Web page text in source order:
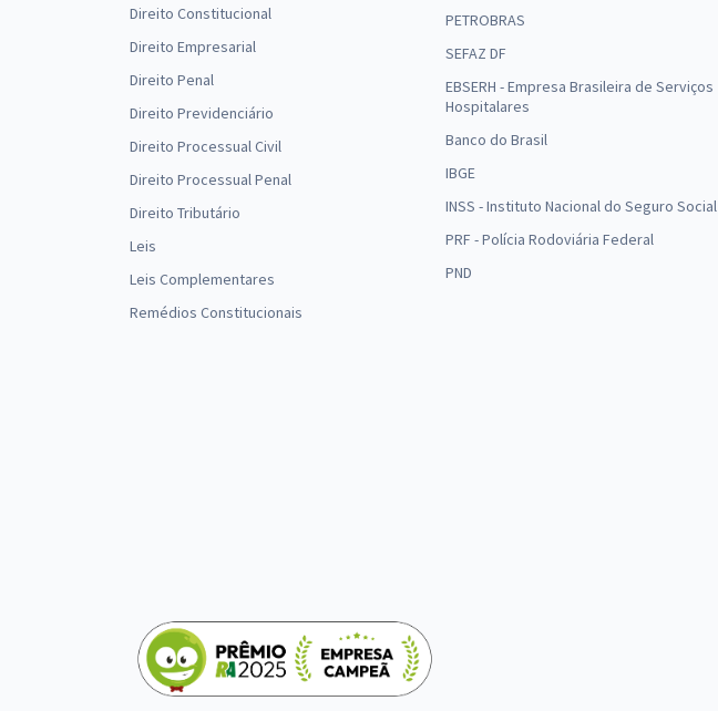
Direito Constitucional
Direito Empresarial
Direito Penal
Direito Previdenciário
Direito Processual Civil
Direito Processual Penal
Direito Tributário
Leis
Leis Complementares
Remédios Constitucionais
PETROBRAS
SEFAZ DF
EBSERH - Empresa Brasileira de Serviços
Hospitalares
Banco do Brasil
IBGE
INSS - Instituto Nacional do Seguro Social
PRF - Polícia Rodoviária Federal
PND